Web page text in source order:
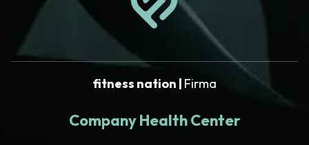
fitness nation | Firma
Company Health Center